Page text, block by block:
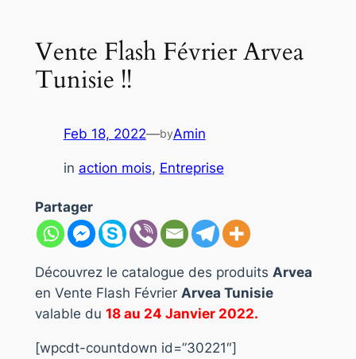
Vente Flash Février Arvea
Tunisie !!
Feb 18, 2022—byAmin
in action mois, Entreprise
Partager
Découvrez le catalogue des produits Arvea
en Vente Flash Février Arvea Tunisie
valable du 18 au 24 Janvier 2022.
[wpcdt-countdown id=”30221″]